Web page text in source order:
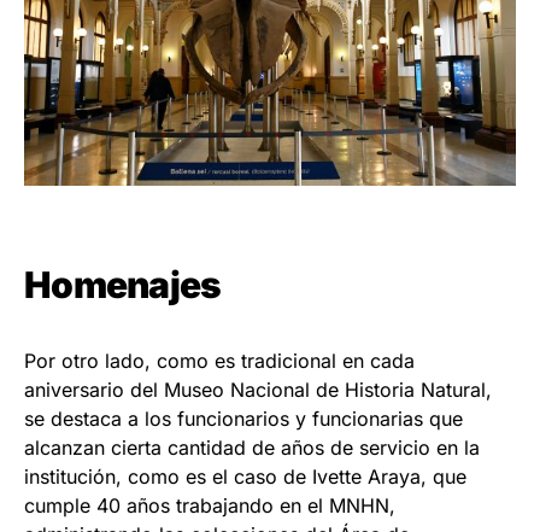
Homenajes
Por otro lado, como es tradicional en cada
aniversario del Museo Nacional de Historia Natural,
se destaca a los funcionarios y funcionarias que
alcanzan cierta cantidad de años de servicio en la
institución, como es el caso de Ivette Araya, que
cumple 40 años trabajando en el MNHN,